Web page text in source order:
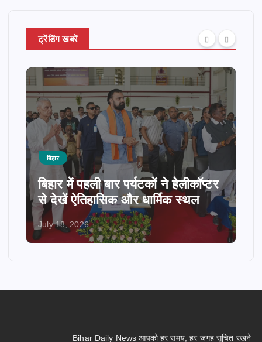
ट्रेंडिंग खबरें
बिहार
बिहार में पहली बार पर्यटकों ने हेलीकॉप्टर
से देखें ऐतिहासिक और धार्मिक स्थल
July 18, 2026
Bihar Daily News आपको हर समय, हर जगह सूचित रखने